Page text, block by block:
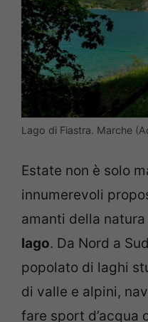
Lago di Fiastra. Marche
Estate non è solo
innumerevoli
amanti della natura
lago. Da Nord a
popolato di laghi
di valle e alpini,
fare sport d’acqua